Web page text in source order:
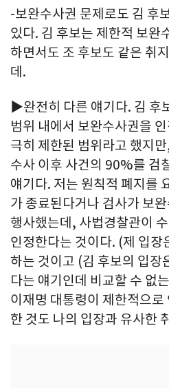
-보완수사권 문제로도 김 후
있다. 김 후보는 제한적 보완
하면서도 조 후보도 같은 취
데.
▶완전히 다른 얘기다. 김 후
범위 내에서 보완수사권을
극히 제한된 범위라고 했지
수사 이후 사건의 90%를 검
얘기다. 저는 원칙적 폐지를
가 종료된다거나 검사가 보
행사했는데, 사법경찰관이
인정한다는 것이다. (제 입
하는 것이고 (김 후보의 입
다는 얘기인데 비교할 수 없
이재명 대통령이 제한적으로
한 것도 나의 입장과 유사한